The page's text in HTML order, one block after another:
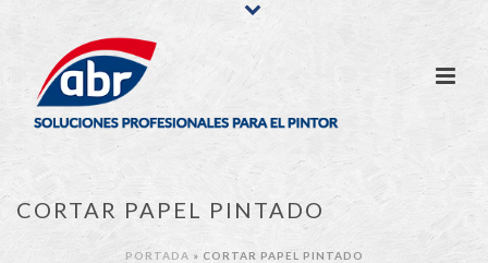
CORTAR PAPEL PINTADO
PORTADA » CORTAR PAPEL PINTADO